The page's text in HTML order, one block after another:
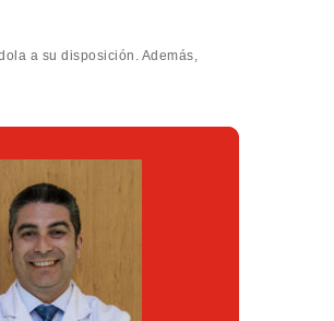
a su disposición. Además,